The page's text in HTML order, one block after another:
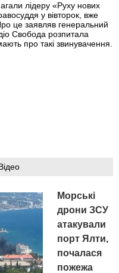
лідеру «Руху нових
у вівторок, вже
це заявляв генеральний
Свобода розпитала
про такі звинувачення.
Морські
дрони ЗСУ
атакували
порт Ялти,
почалася
пожежа